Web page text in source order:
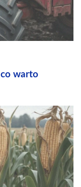
warto